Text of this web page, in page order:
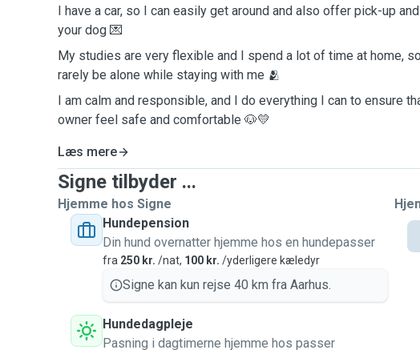
I have a car, so I can easily get around and also offer pick-up
your dog 💌
My studies are very flexible and I spend a lot of time at home,
rarely be alone while staying with me 🫂
I am calm and responsible, and I do everything I can to ensure
owner feel safe and comfortable 🐶💛
Læs mere
Signe tilbyder ...
Hjemme hos Signe
Hundepension
Din hund overnatter hjemme hos en hundepasser
fra 250 kr. /nat, 100 kr. /yderligere kæledyr
Signe kan kun rejse 40 km fra Aarhus.
Hundedagpleje
Pasning i dagtimerne hjemme hos passer